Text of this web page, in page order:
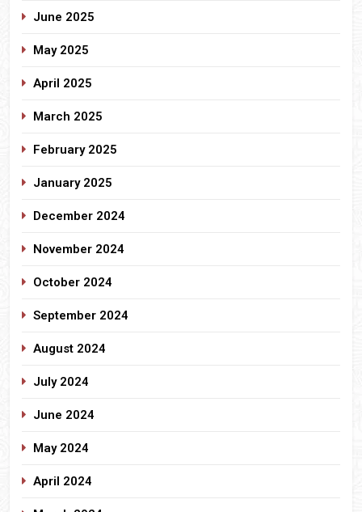
June 2025
May 2025
April 2025
March 2025
February 2025
January 2025
December 2024
November 2024
October 2024
September 2024
August 2024
July 2024
June 2024
May 2024
April 2024